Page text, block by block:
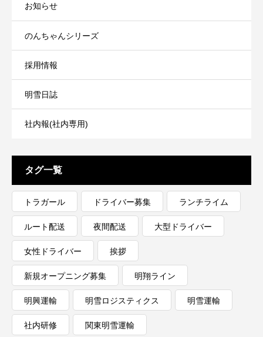
お知らせ
のんちゃんシリーズ
採用情報
明雪日誌
社内報(社内専用)
タグ一覧
トラガール ドライバー募集 ランチライム
ルート配送 夜間配送 大型ドライバー
女性ドライバー 挨拶
新規オープニング募集 明翔ライン
明興運輸 明雪ロジスティクス 明雪運輸
社内研修 関東明雪運輸